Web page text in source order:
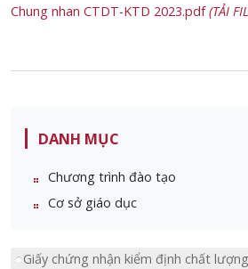
Chung nhan CTDT-KTD 2023.pdf(TẢI
DANH MỤC
Chương trình đào tạo
Cơ sở giáo dục
Giấy chứng nhận kiểm định chất